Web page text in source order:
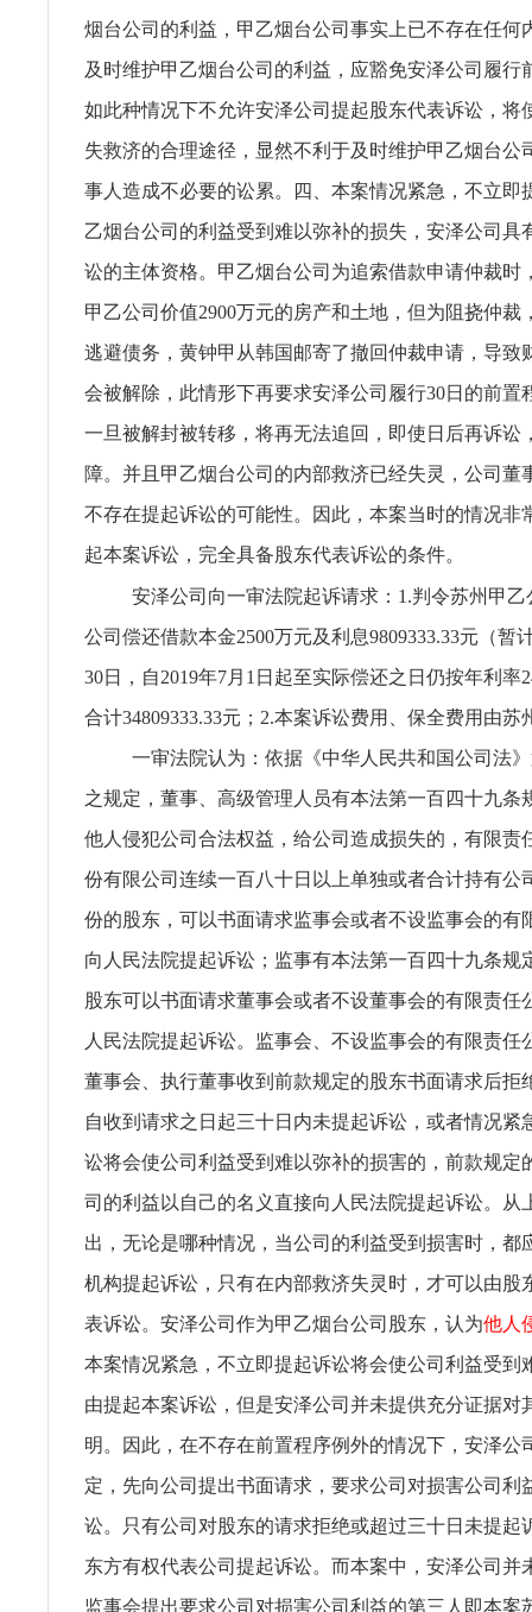
烟台公司的利益，甲乙烟台公司事实上已不存在任何
及时维护甲乙烟台公司的利益，应豁免安泽公司履行
如此种情况下不允许安泽公司提起股东代表诉讼，将
失救济的合理途径，显然不利于及时维护甲乙烟台公
事人造成不必要的讼累。四、本案情况紧急，不立即
乙烟台公司的利益受到难以弥补的损失，安泽公司具
讼的主体资格。甲乙烟台公司为追索借款申请仲裁时
甲乙公司价值2900万元的房产和土地，但为阻挠仲裁
逃避债务，黄钟甲从韩国邮寄了撤回仲裁申请，导致
会被解除，此情形下再要求安泽公司履行30日的前置
一旦被解封被转移，将再无法追回，即使日后再诉讼
障。并且甲乙烟台公司的内部救济已经失灵，公司董
不存在提起诉讼的可能性。因此，本案当时的情况非
起本案诉讼，完全具备股东代表诉讼的条件。
安泽公司向一审法院起诉请求：1.判令苏州甲
公司偿还借款本金2500万元及利息9809333.33元（暂
30日，自2019年7月1日起至实际偿还之日仍按年利率
合计34809333.33元；2.本案诉讼费用、保全费用由苏
一审法院认为：依据《中华人民共和国公司法
之规定，董事、高级管理人员有本法第一百四十九条
他人侵犯公司合法权益，给公司造成损失的，有限责
份有限公司连续一百八十日以上单独或者合计持有公
份的股东，可以书面请求监事会或者不设监事会的有
向人民法院提起诉讼；监事有本法第一百四十九条规
股东可以书面请求董事会或者不设董事会的有限责任
人民法院提起诉讼。监事会、不设监事会的有限责任
董事会、执行董事收到前款规定的股东书面请求后拒
自收到请求之日起三十日内未提起诉讼，或者情况紧
讼将会使公司利益受到难以弥补的损害的，前款规定
司的利益以自己的名义直接向人民法院提起诉讼。从
出，无论是哪种情况，当公司的利益受到损害时，都
机构提起诉讼，只有在内部救济失灵时，才可以由股
表诉讼。安泽公司作为甲乙烟台公司股东，认为他人
本案情况紧急，不立即提起诉讼将会使公司利益受到
由提起本案诉讼，但是安泽公司并未提供充分证据对
明。因此，在不存在前置程序例外的情况下，安泽公
定，先向公司提出书面请求，要求公司对损害公司利
讼。只有公司对股东的请求拒绝或超过三十日未提起
东方有权代表公司提起诉讼。而本案中，安泽公司并
监事会提出要求公司对损害公司利益的第三人即本案